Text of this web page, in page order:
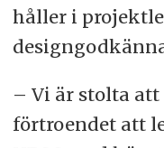
håller i
– Vi är stolta att
förtroendet att